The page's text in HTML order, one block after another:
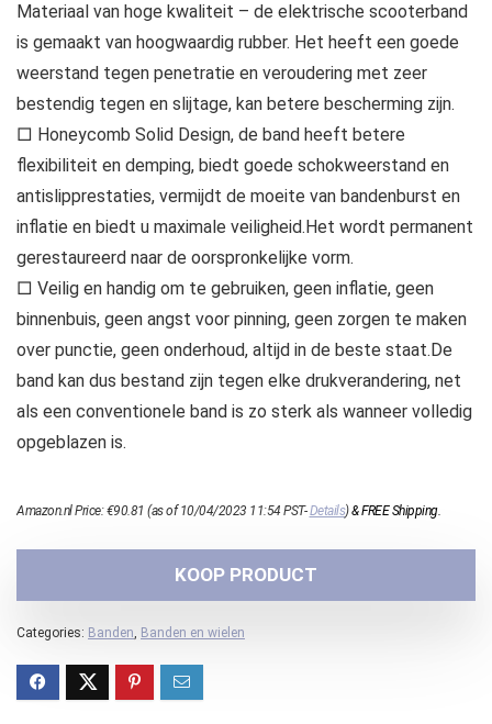
Materiaal van hoge kwaliteit – de elektrische scooterband
is gemaakt van hoogwaardig rubber. Het heeft een goede
weerstand tegen penetratie en veroudering met zeer
bestendig tegen en slijtage, kan betere bescherming zijn.
□ Honeycomb Solid Design, de band heeft betere
flexibiliteit en demping, biedt goede schokweerstand en
antislipprestaties, vermijdt de moeite van bandenburst en
inflatie en biedt u maximale veiligheid.Het wordt permanent
gerestaureerd naar de oorspronkelijke vorm.
□ Veilig en handig om te gebruiken, geen inflatie, geen
binnenbuis, geen angst voor pinning, geen zorgen te maken
over punctie, geen onderhoud, altijd in de beste staat.De
band kan dus bestand zijn tegen elke drukverandering, net
als een conventionele band is zo sterk als wanneer volledig
opgeblazen is.
Amazon.nl Price:€90.81 (as of 10/04/2023 11:54 PST-Details)&FREE Shipping.
KOOP PRODUCT
Categories: Banden, Banden en wielen